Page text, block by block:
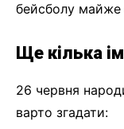
бейсболу майже
Ще кілька
26 червня
варто згадати: